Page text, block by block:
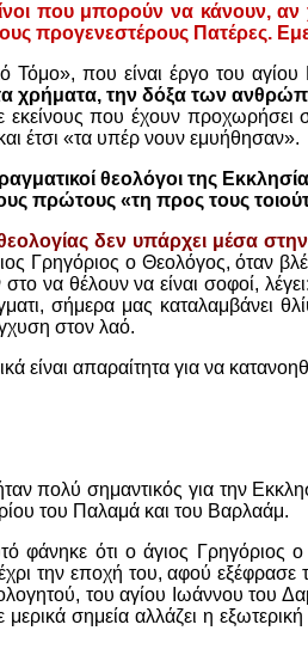
που μπορούν να κάνουν, αν
προγενεστέρους Πατέρες.
Τόμο», που είναι έργο του
χρήματα, την δόξα των
εκείνους που έχουν προχωρήσει
έτσι «τα υπέρ νουν εμυήθησαν».
θεολόγοι της
πρώτους «τη προς τους
δεν υπάρχει μέσα
Γρηγόριος ο Θεολόγος, όταν
στο να θέλουν να είναι σοφοί,
σήμερα μας καταλαμβάνει
στον λαό.
είναι απαραίτητα για να
πολύ σημαντικός για την
του Παλαμά και του Βαρλαάμ.
φάνηκε ότι ο άγιος
την εποχή του, αφού
του αγίου Ιωάννου του
μερικά σημεία αλλάζει η